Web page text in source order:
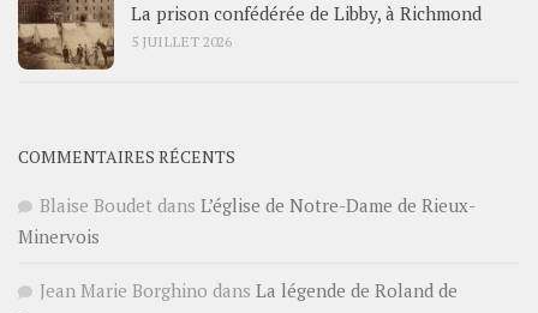
La prison confédérée de Libby, à Richmond
5 JUILLET 2026
COMMENTAIRES RÉCENTS
Blaise Boudet dans L’église de Notre-Dame de Rieux-
Minervois
Jean Marie Borghino dans La légende de Roland de